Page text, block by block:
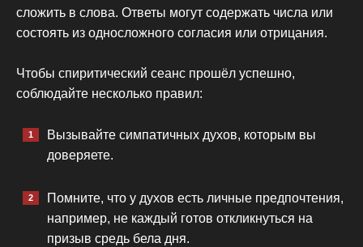
сложить в слова. Ответы могут содержать числа или
состоять из односложного согласия или отрицания.
Чтобы спиритический сеанс прошёл успешно,
соблюдайте несколько правил:
Вызывайте симпатичных духов, которым вы
доверяете.
Помните, что у духов есть личные предпочтения,
например, не каждый готов откликнуться на
призыв средь бела дня.